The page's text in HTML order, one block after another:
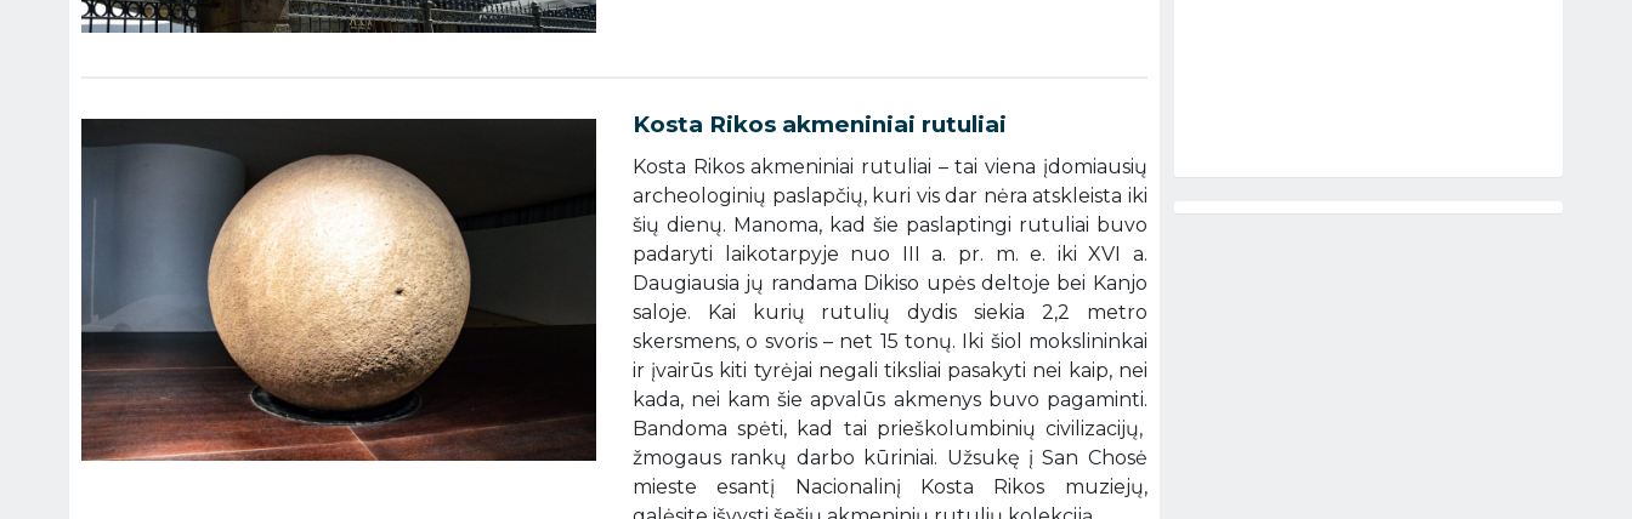
Kosta Rikos akmeniniai rutuliai
Kosta Rikos akmeniniai rutuliai – tai viena įdomiausių
archeologinių paslapčių, kuri vis dar nėra atskleista iki
šių dienų. Manoma, kad šie paslaptingi rutuliai buvo
padaryti laikotarpyje nuo III a. pr. m. e. iki XVI a.
Daugiausia jų randama Dikiso upės deltoje bei Kanjo
saloje. Kai kurių rutulių dydis siekia 2,2 metro
skersmens, o svoris – net 15 tonų. Iki šiol mokslininkai
ir įvairūs kiti tyrėjai negali tiksliai pasakyti nei kaip, nei
kada, nei kam šie apvalūs akmenys buvo pagaminti.
Bandoma spėti, kad tai prieškolumbinių civilizacijų,
žmogaus rankų darbo kūriniai. Užsukę į San Chosė
mieste esantį Nacionalinį Kosta Rikos muziejų,